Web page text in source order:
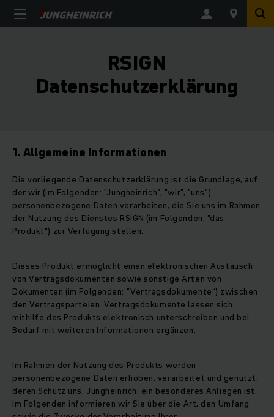
RSIGN
Datenschutzerklärung
1. Allgemeine Informationen
Die vorliegende Datenschutzerklärung ist die Grundlage, auf
der wir (im Folgenden: "Jungheinrich", "wir", "uns")
personenbezogene Daten verarbeiten, die Sie uns im Rahmen
der Nutzung des Dienstes RSIGN (im Folgenden: "das
Produkt") zur Verfügung stellen.
Dieses Produkt ermöglicht einen elektronischen Austausch
von Vertragsdokumenten sowie sonstige Arten von
Dokumenten (im Folgenden: "Vertragsdokumente“) zwischen
den Vertragsparteien. Vertragsdokumente lassen sich
mithilfe des Produkts elektronisch unterschreiben und bei
Bedarf mit weiteren Informationen ergänzen.
Im Rahmen der Nutzung des Produkts werden
personenbezogene Daten erhoben, verarbeitet und genutzt,
deren Schutz uns, Jungheinrich, ein besonderes Anliegen ist.
Im Folgenden informieren wir Sie über die Art, den Umfang